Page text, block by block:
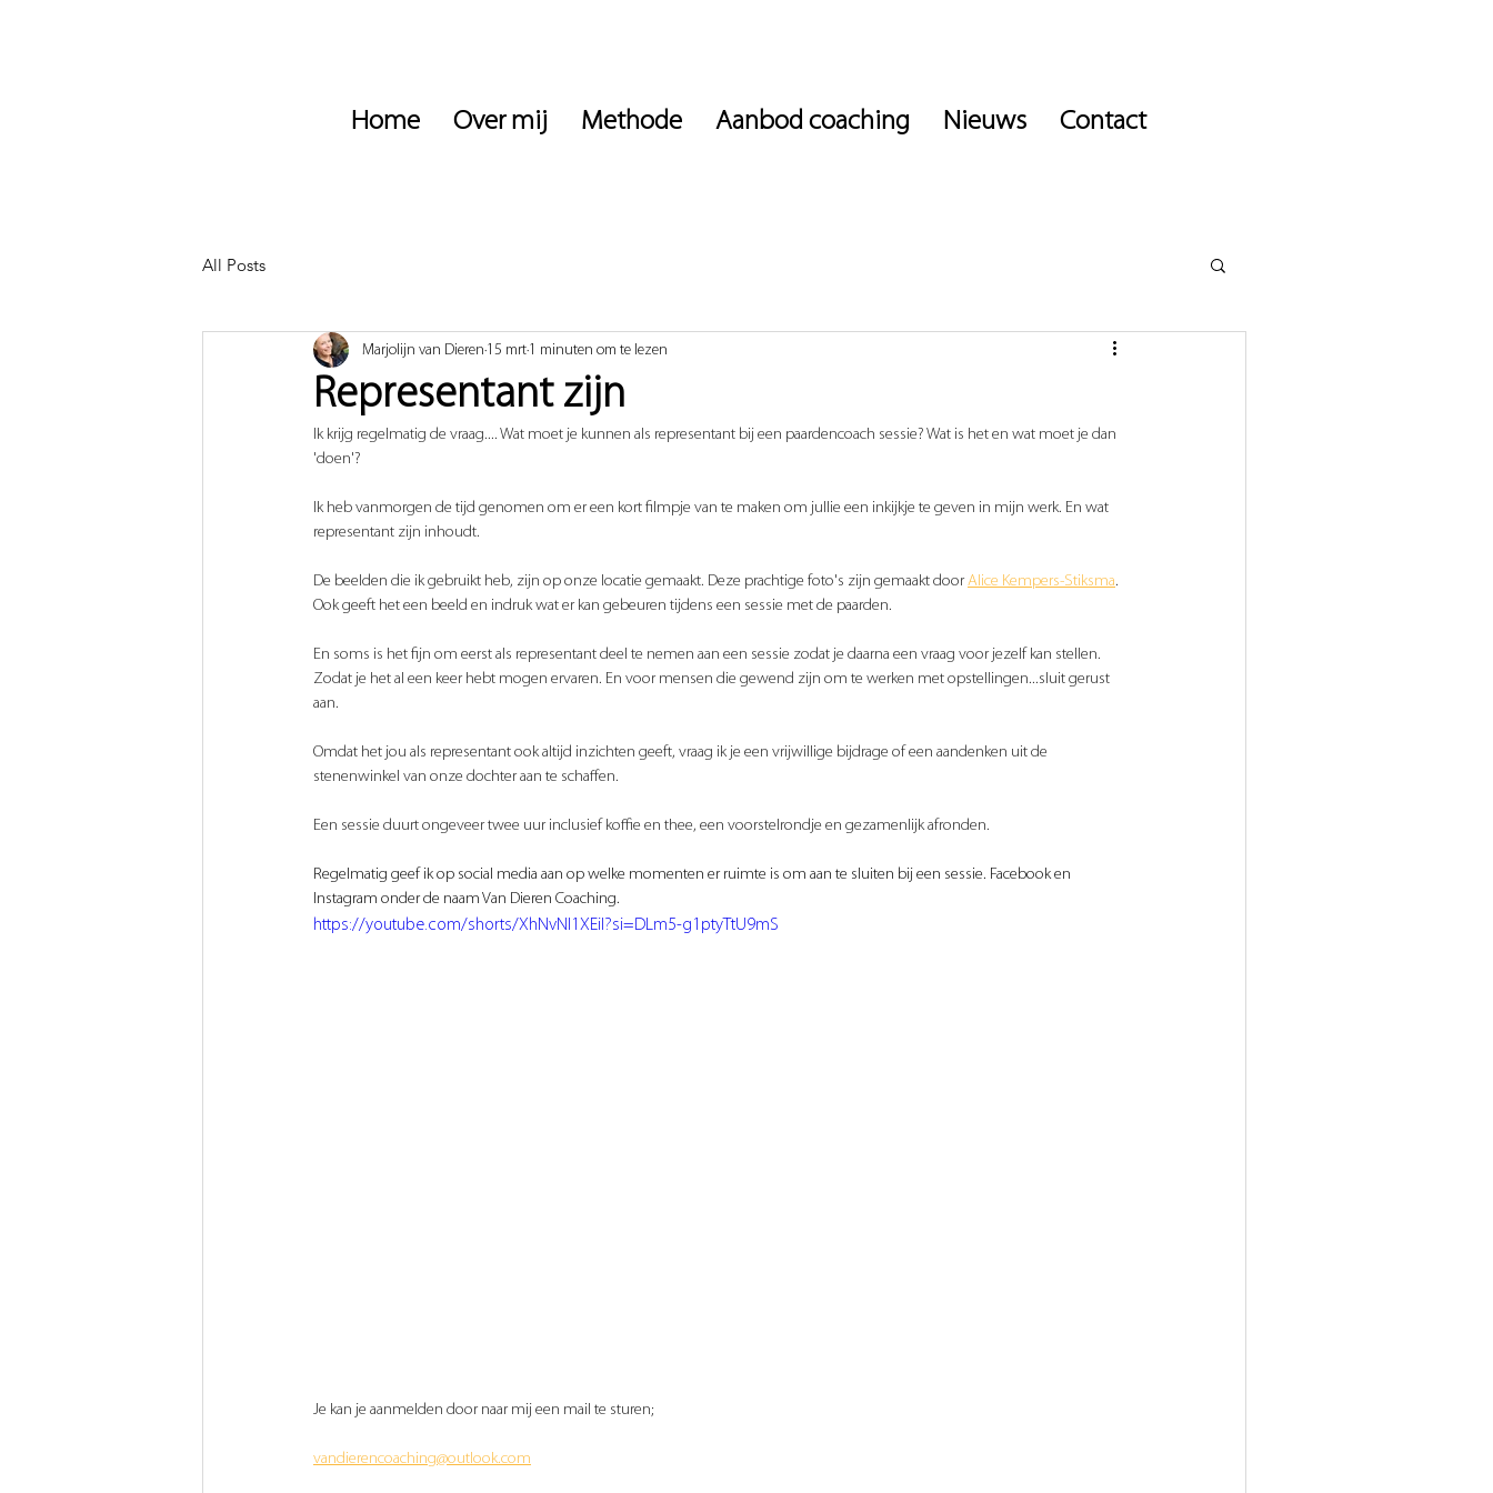
Home Over mij Methode Aanbod coaching Nieuws Contact
All Posts
Representant zijn
Marjolijn van Dieren 15 mrt 1 minuten om te lezen
Ik krijg regelmatig de vraag.... Wat moet je kunnen als representant bij een paardencoach sessie? Wat is het en wat moet je dan
'doen'?
Ik heb vanmorgen de tijd genomen om er een kort filmpje van te maken om jullie een inkijkje te geven in mijn werk. En wat
representant zijn inhoudt.
De beelden die ik gebruikt heb, zijn op onze locatie gemaakt. Deze prachtige foto's zijn gemaakt door Alice Kempers-Stiksma.
Ook geeft het een beeld en indruk wat er kan gebeuren tijdens een sessie met de paarden.
En soms is het fijn om eerst als representant deel te nemen aan een sessie zodat je daarna een vraag voor jezelf kan stellen.
Zodat je het al een keer hebt mogen ervaren. En voor mensen die gewend zijn om te werken met opstellingen...sluit gerust
aan.
Omdat het jou als representant ook altijd inzichten geeft, vraag ik je een vrijwillige bijdrage of een aandenken uit de
stenenwinkel van onze dochter aan te schaffen.
Een sessie duurt ongeveer twee uur inclusief koffie en thee, een voorstelrondje en gezamenlijk afronden.
Regelmatig geef ik op social media aan op welke momenten er ruimte is om aan te sluiten bij een sessie. Facebook en
Instagram onder de naam Van Dieren Coaching.
https://youtube.com/shorts/XhNvNI1XEiI?si=DLm5-g1ptyTtU9mS
Je kan je aanmelden door naar mij een mail te sturen;
vandierencoaching@outlook.com